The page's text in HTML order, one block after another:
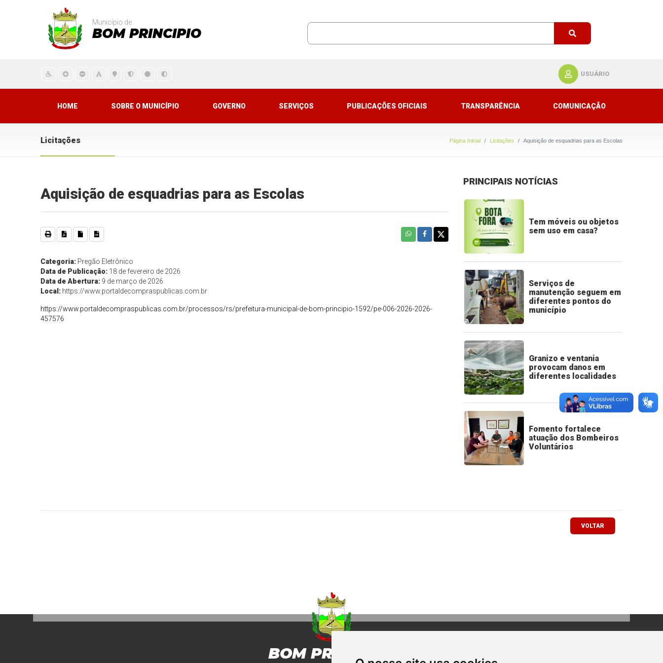
Município de
BOM PRINCIPIO
USUÁRIO
HOME SOBRE O MUNICÍPIO GOVERNO SERVIÇOS PUBLICAÇÕES OFICIAIS TRANSPARÊNCIA COMUNICAÇÃO
Licitações Página Inicial Licitações Aquisição de esquadrias para as Escolas
Aquisição de esquadrias para as Escolas
Categoria: Pregão Eletrônico
Data de Publicação: 18 de fevereiro de 2026
Data de Abertura: 9 de março de 2026
Local: https://www.portaldecompraspublicas.com.br
https://www.portaldecompraspublicas.com.br/processos/rs/prefeitura-municipal-de-bom-principio-1592/pe-006-2026-2026-
457576
PRINCIPAIS NOTÍCIAS
Tem móveis ou objetos
sem uso em casa?
Serviços de
manutenção seguem em
diferentes pontos do
município
Granizo e ventania
provocam danos em
diferentes localidades
Fomento fortalece
atuação dos Bombeiros
Voluntários
VOLTAR
BOM PRINCIPIO